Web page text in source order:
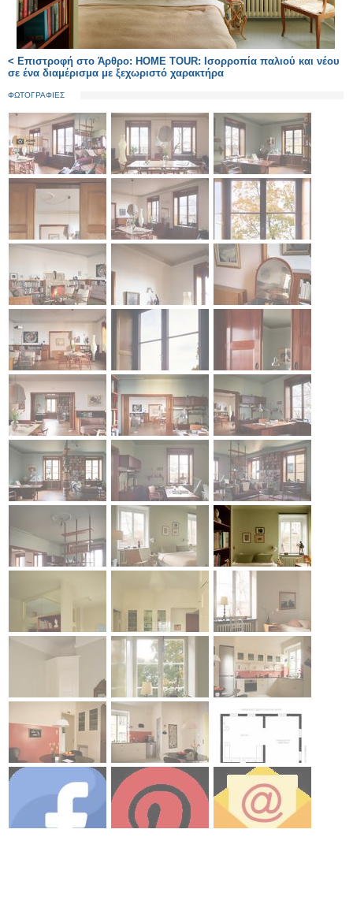
< Επιστροφή στο Άρθρο: HOME TOUR: Ισορροπία παλιού και νέου
σε ένα διαμέρισμα με ξεχωριστό χαρακτήρα
ΦΩΤΟΓΡΑΦΙΕΣ